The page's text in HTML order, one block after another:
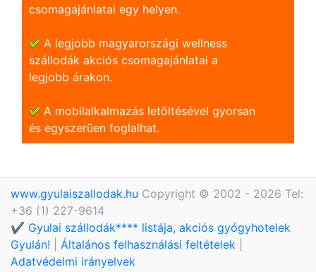
csomagajánlatai egy helyen.
A legjobb magyarországi wellness
szállodák akciós csomagajánlatai a
legjobb árakon.
A mobilalkalmazás letöltésével gyorsan
és egyszerũen foglalhat.
www.gyulaiszallodak.hu Copyright © 2002 - 2026 Tel:
+36 (1) 227-9614
✔️ Gyulai szállodák**** listája, akciós gyógyhotelek
Gyulán!
Általános felhasználási feltételek
Adatvédelmi irányelvek